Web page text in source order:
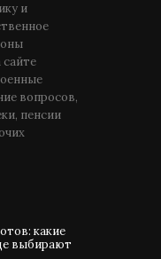
и
вопросов,
пенсии
какие
выбирают